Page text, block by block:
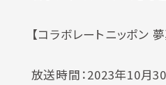
【コラボレートニッポン
放送時間：2023年10月